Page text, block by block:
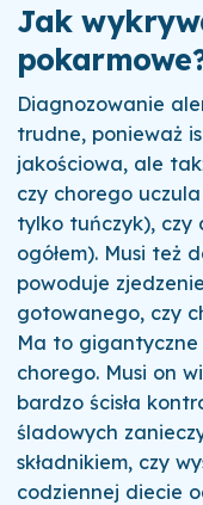
Jak
Diagnozowanie
trudne, ponieważ
jakościowa, ale
czy chorego
tylko tuńczyk), czy
ogółem). Musi też
powoduje
gotowanego, czy
Ma to
chorego. Musi on
bardzo ścisła
śladowych
składnikiem, czy
codziennej diecie